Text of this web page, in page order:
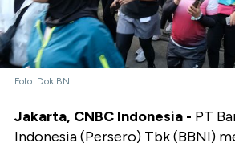
Foto: Dok BNI
Jakarta, CNBC Indonesia - PT
Indonesia (Persero) Tbk (BBNI)